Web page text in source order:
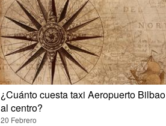
¿Cuánto cuesta taxi Aeropuerto Bilbao
al centro?
20 Febrero